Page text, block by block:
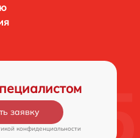
заявку
конфиденциальности